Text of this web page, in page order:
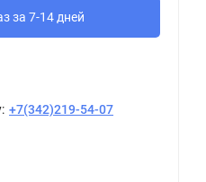
за 7-14 дней
+7(342)219-54-07